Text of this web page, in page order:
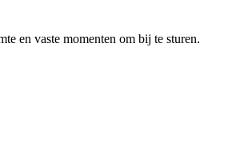
en vaste momenten om bij te sturen.